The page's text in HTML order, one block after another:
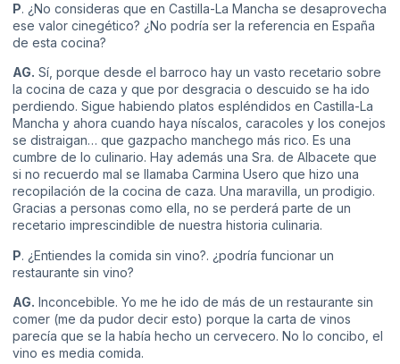
P. ¿No consideras que en Castilla-La Mancha se desaprovecha
ese valor cinegético? ¿No podría ser la referencia en España
de esta cocina?
AG. Sí, porque desde el barroco hay un vasto recetario sobre
la cocina de caza y que por desgracia o descuido se ha ido
perdiendo. Sigue habiendo platos espléndidos en Castilla-La
Mancha y ahora cuando haya níscalos, caracoles y los conejos
se distraigan… que gazpacho manchego más rico. Es una
cumbre de lo culinario. Hay además una Sra. de Albacete que
si no recuerdo mal se llamaba Carmina Usero que hizo una
recopilación de la cocina de caza. Una maravilla, un prodigio.
Gracias a personas como ella, no se perderá parte de un
recetario imprescindible de nuestra historia culinaria.
P. ¿Entiendes la comida sin vino?. ¿podría funcionar un
restaurante sin vino?
AG. Inconcebible. Yo me he ido de más de un restaurante sin
comer (me da pudor decir esto) porque la carta de vinos
parecía que se la había hecho un cervecero. No lo concibo, el
vino es media comida.